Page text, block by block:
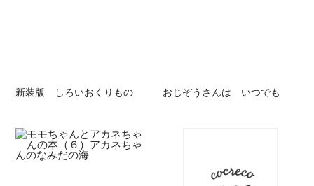
新装版 しろいおくりもの おじぞうさんは いつでも